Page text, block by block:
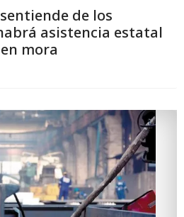
de los
asistencia estatal
mora